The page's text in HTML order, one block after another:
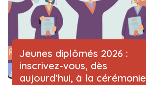
Jeunes diplômés 2026 :
inscrivez-vous, dès
aujourd’hui, à la cérémonie